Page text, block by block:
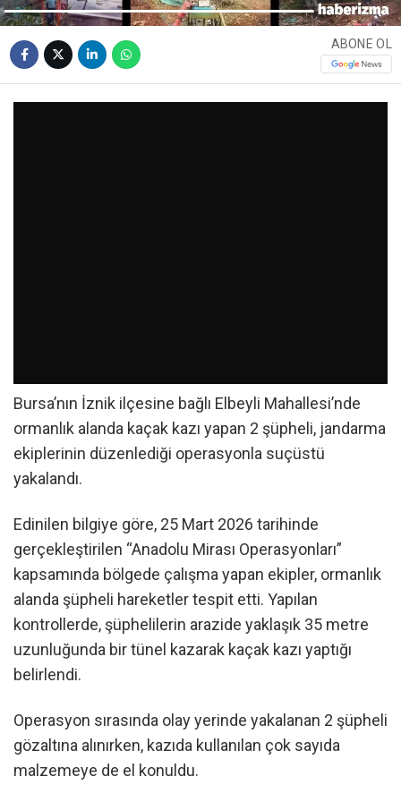
ABONE OL
Bursa’nın İznik ilçesine bağlı Elbeyli Mahallesi’nde
ormanlık alanda kaçak kazı yapan 2 şüpheli, jandarma
ekiplerinin düzenlediği operasyonla suçüstü
yakalandı.
Edinilen bilgiye göre, 25 Mart 2026 tarihinde
gerçekleştirilen “Anadolu Mirası Operasyonları”
kapsamında bölgede çalışma yapan ekipler, ormanlık
alanda şüpheli hareketler tespit etti. Yapılan
kontrollerde, şüphelilerin arazide yaklaşık 35 metre
uzunluğunda bir tünel kazarak kaçak kazı yaptığı
belirlendi.
Operasyon sırasında olay yerinde yakalanan 2 şüpheli
gözaltına alınırken, kazıda kullanılan çok sayıda
malzemeye de el konuldu.